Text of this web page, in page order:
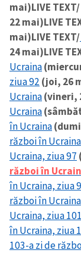
mai)LIVE TEXT/
22 mai)LIVE
mai)LIVE TEXT/
24 mai)LIVE
Ucraina
ziua 92 (joi, 26
Ucraina(vineri,
Ucraina
în Ucraina
război în Ucraina
Ucraina, ziua 97
război în
în Ucraina, ziua
război în Ucraina
Ucraina, ziua 101
în Ucraina, ziua
103-a zi de